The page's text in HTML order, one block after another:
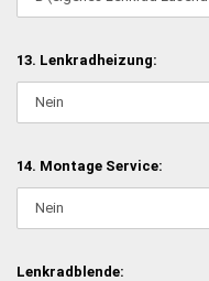
13. Lenkradheizung:
14. Montage Service:
Lenkradblende: